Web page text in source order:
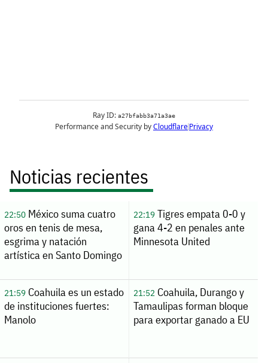
Noticias recientes
22:50México suma cuatro
oros en tenis de mesa,
esgrima y natación
artística en Santo Domingo
22:19Tigres empata 0-0 y
gana 4-2 en penales ante
Minnesota United
21:59Coahuila es un estado
de instituciones fuertes:
Manolo
21:52Coahuila, Durango y
Tamaulipas forman bloque
para exportar ganado a EU